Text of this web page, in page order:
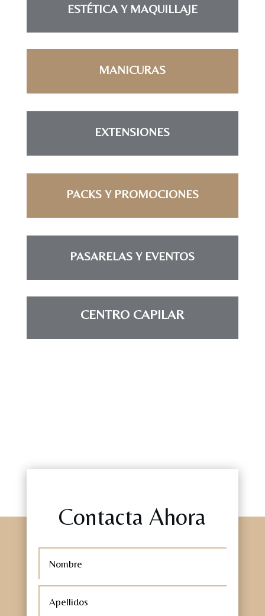
ESTÉTICA Y MAQUILLAJE
MANICURAS
EXTENSIONES
PACKS Y PROMOCIONES
PASARELAS Y EVENTOS
CENTRO CAPILAR
Contacta Ahora